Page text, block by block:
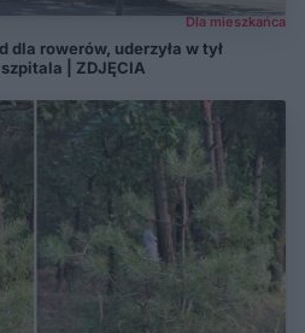
Dla mieszkańca
dla rowerów, uderzyła w tył
| ZDJĘCIA